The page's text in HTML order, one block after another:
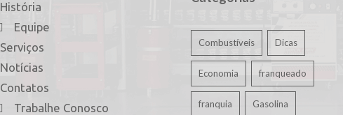
História
Equipe
Serviços
Notícias
Contatos
Trabalhe Conosco
Combustíveis Dicas
Economia franqueado
franquia Gasolina